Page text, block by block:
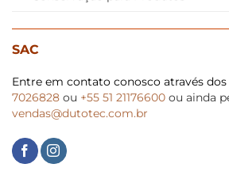
SAC
Entre em contato conosco através dos
7026828 ou +55 51 21176600 ou ainda
vendas@dutotec.com.br